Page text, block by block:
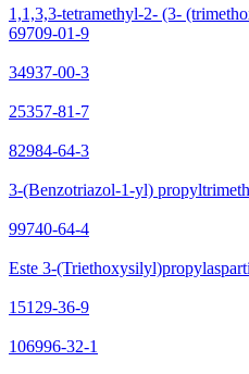
1,1,3,3-tetramethyl-2- (3-
69709-01-9
34937-00-3
25357-81-7
82984-64-3
3-(Benzotriazol-1-yl)
99740-64-4
Este 3-
15129-36-9
106996-32-1